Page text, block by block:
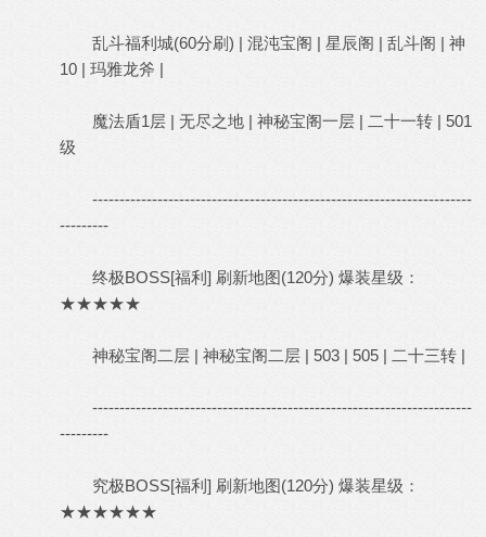
乱斗福利城(60分刷) | 混沌宝阁 | 星辰阁 | 乱斗阁 | 神
10 | 玛雅龙斧 |
魔法盾1层 | 无尽之地 | 神秘宝阁一层 | 二十一转 | 501
级
----------------------------------------------------------------------
---------
终极BOSS[福利] 刷新地图(120分) 爆装星级：
★★★★★
神秘宝阁二层 | 神秘宝阁二层 | 503 | 505 | 二十三转 |
----------------------------------------------------------------------
---------
究极BOSS[福利] 刷新地图(120分) 爆装星级：
★★★★★★